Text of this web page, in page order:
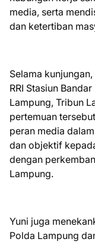
media, serta
dan ketertiban
Selama
RRI Stasiun
Lampung, Tribun
pertemuan
peran media
dan objektif
dengan
Lampung.
Yuni juga
Polda Lampung